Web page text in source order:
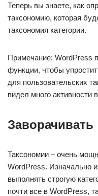
Теперь вы знаете, как
таксономию, которая
таксономия категории.
Примечание: WordPress
функции, чтобы
для пользовательских
видел много активности
Заворачивать
Таксономии – очень
WordPress. Изначально
выполнять строгую
почти все в WordPress,